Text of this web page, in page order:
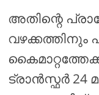
അതിന്റെ
വഴക്കത്തിനും
ട്രാൻസ്ഫർ